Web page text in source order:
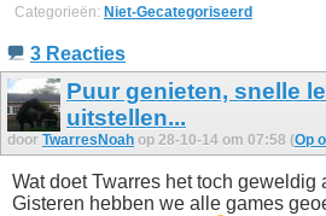
Categorieën: Niet-Gecategoriseerd
3 Reacties
Puur genieten, snelle
uitstellen...
door TwarresNoah op 28-10-14 om 07:58 (Op
Wat doet Twarres het toch geweldig
Gisteren hebben we alle games